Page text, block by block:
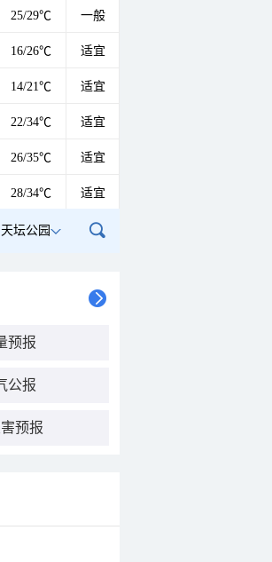
25/29℃ 一般
16/26℃ 适宜
14/21℃ 适宜
22/34℃ 适宜
26/35℃ 适宜
28/34℃ 适宜
天坛公园
预报
公报
预报